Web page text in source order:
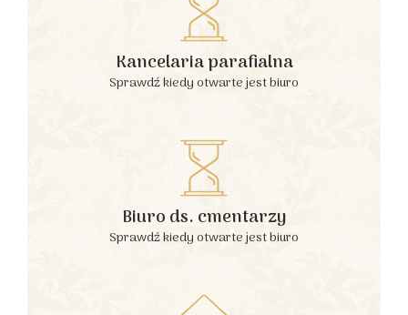
Kancelaria parafialna
Sprawdź kiedy otwarte jest biuro
Biuro ds. cmentarzy
Sprawdź kiedy otwarte jest biuro